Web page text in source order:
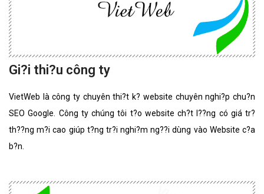
Gi?i thi?u công ty
VietWeb là công ty chuyên thi?t k? website chuyên nghi?p chu?n
SEO Google. Công ty chúng tôi t?o website ch?t l??ng có giá tr?
th??ng m?i cao giúp t?ng tr?i nghi?m ng??i dùng vào Website c?a
b?n.